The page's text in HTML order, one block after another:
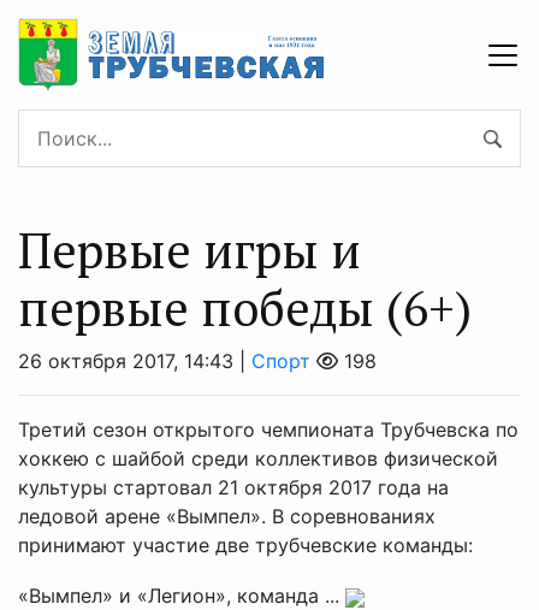
Первые игры и
первые победы (6+)
26 октября 2017, 14:43 | Спорт 198
Третий сезон открытого чемпионата Трубчевска по
хоккею с шайбой среди коллективов физической
культуры стартовал 21 октября 2017 года на
ледовой арене «Вымпел». В соревнованиях
принимают участие две трубчевские команды:
«Вымпел» и «Легион», команда ...